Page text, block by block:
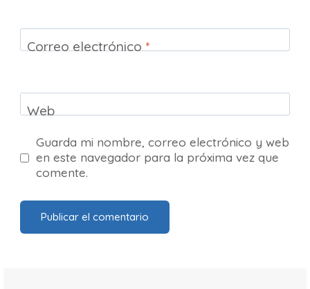
Correo electrónico *
Web
Guarda mi nombre, correo electrónico y web
en este navegador para la próxima vez que
comente.